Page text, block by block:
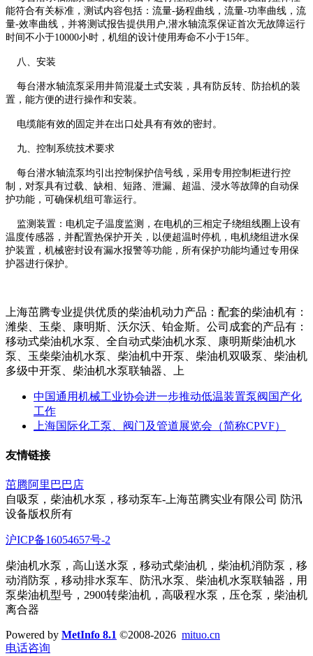
能符合有关标准，测试内容包括：流量-扬程曲线，流量-功率曲线，流
量-效率曲线，并将测试报告提供用户,潜水轴流泵保证首次无故障运行
时间不小于10000小时，机组的设计使用寿命不小于15年。
八、安装
每台潜水轴流泵采用井筒混凝土式安装，具有防反转、防抬机的装
置，能方便的进行操作和安装。
电缆能有效的固定并在出口处具有有效的密封。
九、控制系统技术要求
每台潜水轴流泵均引出控制保护信号线，采用专用控制柜进行控
制，对泵具有过载、缺相、短路、泄漏、超温、浸水等故障的自动保
护功能，可确保机组可靠运行。
监测装置：电机定子温度监测，在电机的三相定子绕组线圈上设有
温度传感器，并配置热保护开关，以便超温时停机，电机绕组进水保
护装置，机械密封设有漏水报警等功能，所有保护功能均通过专用保
护器进行保护。
上海茁腾专业提供优质的柴油机动力产品：配套的柴油机有：
潍柴、玉柴、康明斯、沃尔沃、铂金斯。公司成套的产品有：
移动式柴油机水泵、全自动式柴油机水泵、康明斯柴油机水
泵、玉柴柴油机水泵、柴油机中开泵、柴油机双吸泵、柴油机
多级中开泵、柴油机水泵联轴器、上
中国通用机械工业协会进一步推动低温装置泵阀国产化
工作
上海国际化工泵、阀门及管道展览会（简称CPVF）
友情链接
茁腾阿里巴巴店
自吸泵，柴油机水泵，移动泵车-上海茁腾实业有限公司 防汛
设备版权所有
沪ICP备16054657号-2
柴油机水泵，高山送水泵，移动式柴油机，柴油机消防泵，移
动消防泵，移动排水泵车、防汛水泵、柴油机水泵联轴器，用
泵柴油机型号，2900转柴油机，高吸程水泵，压仓泵，柴油机
离合器
Powered by MetInfo 8.1 ©2008-2026 mituo.cn
电话咨询